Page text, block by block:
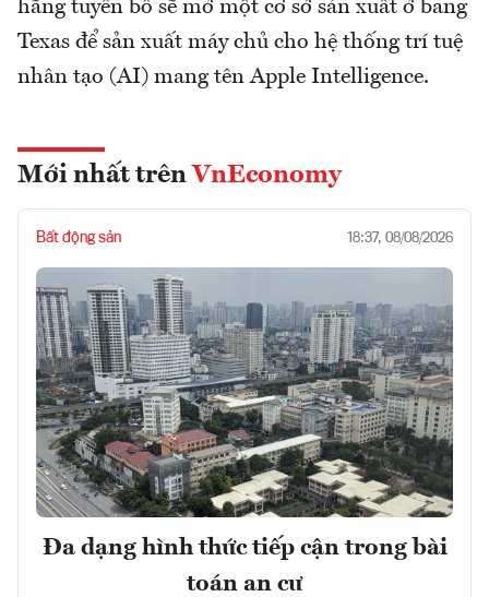
hãng tuyên bố sẽ mở một cơ sở sản xuất ở bang
Texas để sản xuất máy chủ cho hệ thống trí tuệ
nhân tạo (AI) mang tên Apple Intelligence.
Mới nhất trên VnEconomy
Bất động sản 18:37, 08/08/2026
Đa dạng hình thức tiếp cận trong bài
toán an cư